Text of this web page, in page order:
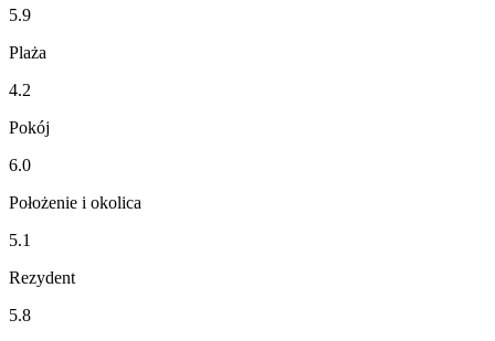
5.9
Plaża
4.2
Pokój
6.0
Położenie i okolica
5.1
Rezydent
5.8